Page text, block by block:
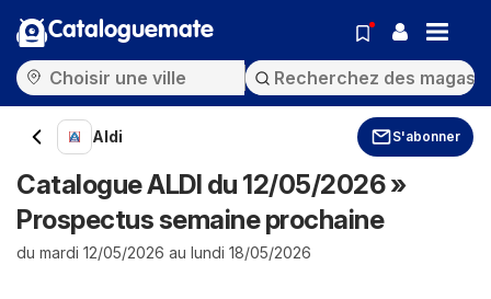
Cataloguemate
Aldi S'abonner
Catalogue ALDI du 12/05/2026 »
Prospectus semaine prochaine
du mardi 12/05/2026 au lundi 18/05/2026